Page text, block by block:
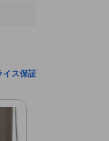
イス保証